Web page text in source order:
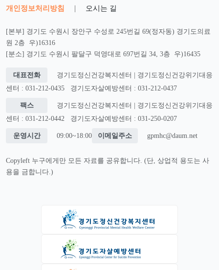
개인정보처리방침 | 오시는 길
[본부] 경기도 수원시 장안구 수성로 245번길 69(정자동) 경기도의료
원 2층 우)16316
[분소] 경기도 수원시 팔달구 덕영대로 697번길 34, 3층 우)16435
대표전화
경기도정신건강복지센터 | 경기도정신건강위기대응
센터 : 031-212-0435
경기도자살예방센터 : 031-212-0437
팩스
경기도정신건강복지센터 | 경기도정신건강위기대응
센터 : 031-212-0442
경기도자살예방센터 : 031-250-0207
운영시간 09:00~18:00 이메일주소 gpmhc@daum.net
Copyleft 누구에게만 모든 자료를 공유합니다. (단, 상업적 용도는 사
용을 금합니다.)